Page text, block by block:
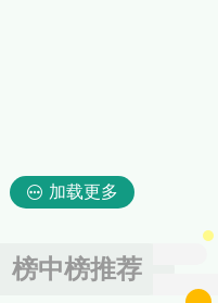
加载更多
榜中榜推荐